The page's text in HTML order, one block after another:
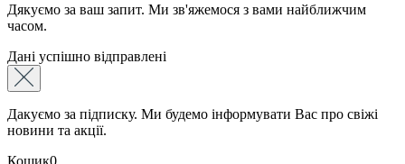
Дякуємо за ваш запит. Ми зв'яжемося з вами найближчим
часом.
Дані успішно відправлені
Дакуємо за підписку. Ми будемо інформувати Вас про свіжі
новини та акції.
Кошик0